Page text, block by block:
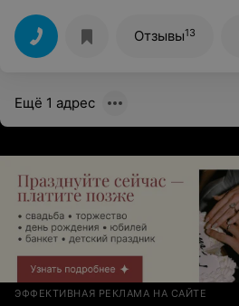
Отзывы13
Ещё 1 адрес
ЭФФЕКТИВНАЯ РЕКЛАМА НА САЙТЕ